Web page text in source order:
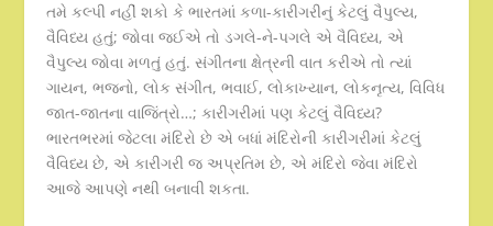
તમે કલ્પી નહીં શકો કે ભારતમાં કળા-કારીગરીનું કેટલું વૈપુલ્ય,
વૈવિધ્ય હતું; જોવા જઈએ તો ડગલે-ને-પગલે એ વૈવિધ્ય, એ
વૈપુલ્ય જોવા મળતું હતું. સંગીતના ક્ષેત્રની વાત કરીએ તો ત્યાં
ગાયન, ભજનો, લોક સંગીત, ભવાઈ, લોકાખ્યાન, લોકનૃત્ય, વિવિધ
જાત-જાતના વાજિંત્રો…; કારીગરીમાં પણ કેટલું વૈવિધ્ય?
ભારતભરમાં જેટલા મંદિરો છે એ બધાં મંદિરોની કારીગરીમાં કેટલું
વૈવિધ્ય છે, એ કારીગરી જ અપ્રતિમ છે, એ મંદિરો જેવા મંદિરો
આજે આપણે નથી બનાવી શકતા.